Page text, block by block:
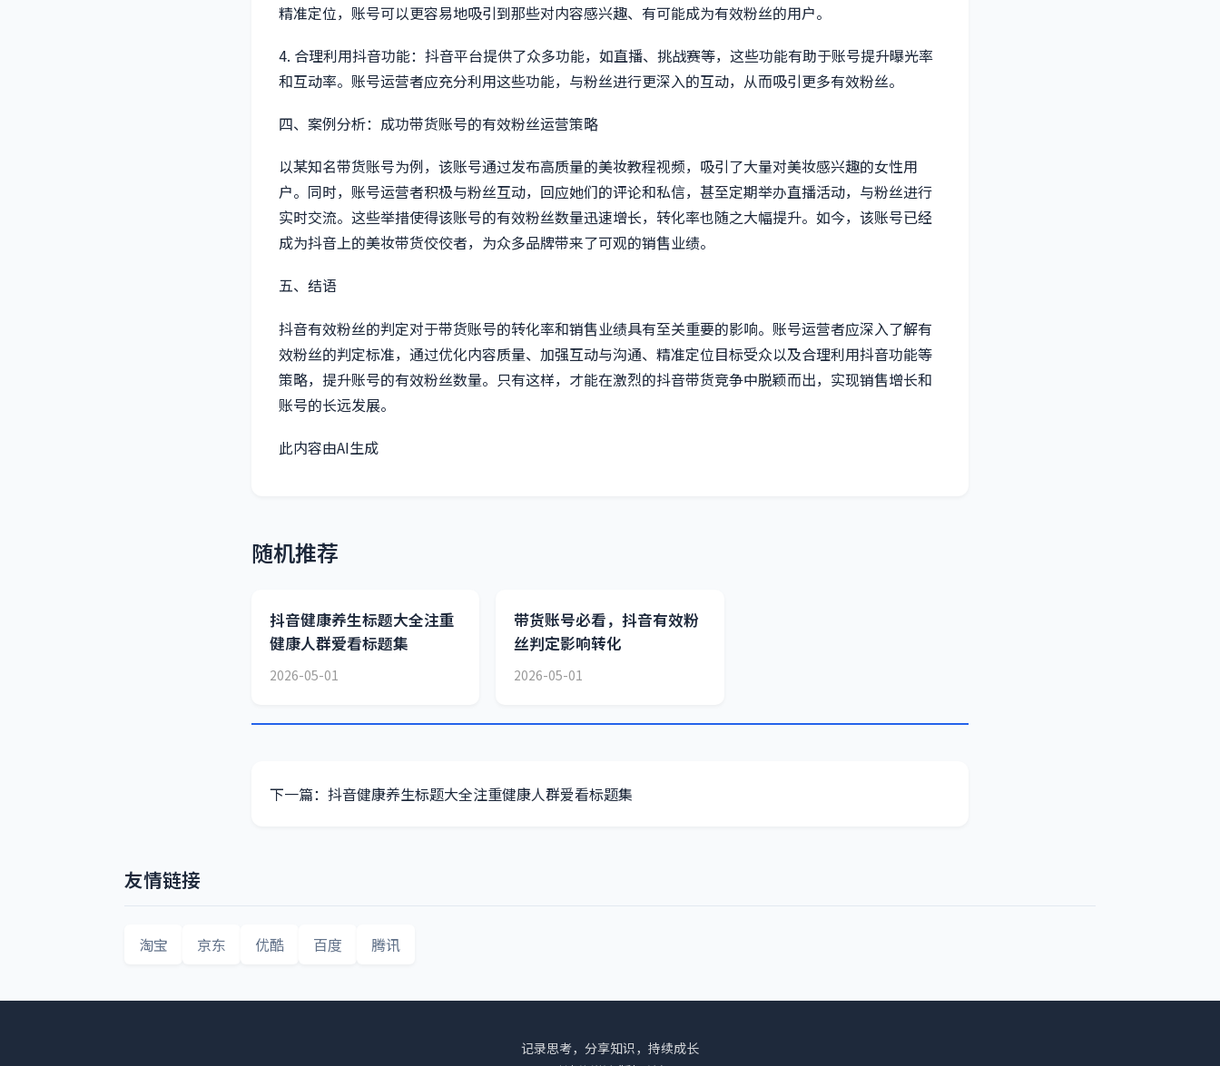
精准定位，账号可以更容易地吸引到那些对内容感兴趣、有可能成为有效粉丝的用户。
4. 合理利用抖音功能：抖音平台提供了众多功能，如直播、挑战赛等，这些功能有助于账号提升曝光率
和互动率。账号运营者应充分利用这些功能，与粉丝进行更深入的互动，从而吸引更多有效粉丝。
四、案例分析：成功带货账号的有效粉丝运营策略
以某知名带货账号为例，该账号通过发布高质量的美妆教程视频，吸引了大量对美妆感兴趣的女性用
户。同时，账号运营者积极与粉丝互动，回应她们的评论和私信，甚至定期举办直播活动，与粉丝进行
实时交流。这些举措使得该账号的有效粉丝数量迅速增长，转化率也随之大幅提升。如今，该账号已经
成为抖音上的美妆带货佼佼者，为众多品牌带来了可观的销售业绩。
五、结语
抖音有效粉丝的判定对于带货账号的转化率和销售业绩具有至关重要的影响。账号运营者应深入了解有
效粉丝的判定标准，通过优化内容质量、加强互动与沟通、精准定位目标受众以及合理利用抖音功能等
策略，提升账号的有效粉丝数量。只有这样，才能在激烈的抖音带货竞争中脱颖而出，实现销售增长和
账号的长远发展。
此内容由AI生成
随机推荐
抖音健康养生标题大全注重
健康人群爱看标题集
2026-05-01
带货账号必看，抖音有效粉
丝判定影响转化
2026-05-01
下一篇：抖音健康养生标题大全注重健康人群爱看标题集
友情链接
淘宝 京东 优酷 百度 腾讯
记录思考，分享知识，持续成长